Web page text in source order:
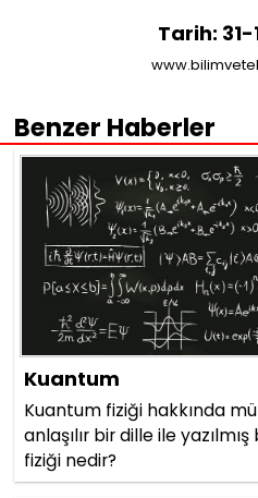
Tarih: 31-
Benzer Haberler
Kuantum
Kuantum fiziği hakkında
anlaşılır bir dille ile
fiziği nedir?